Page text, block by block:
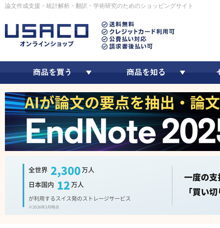
論文作成支援・統計解析・翻訳・学術研究のためのショッピングサイト